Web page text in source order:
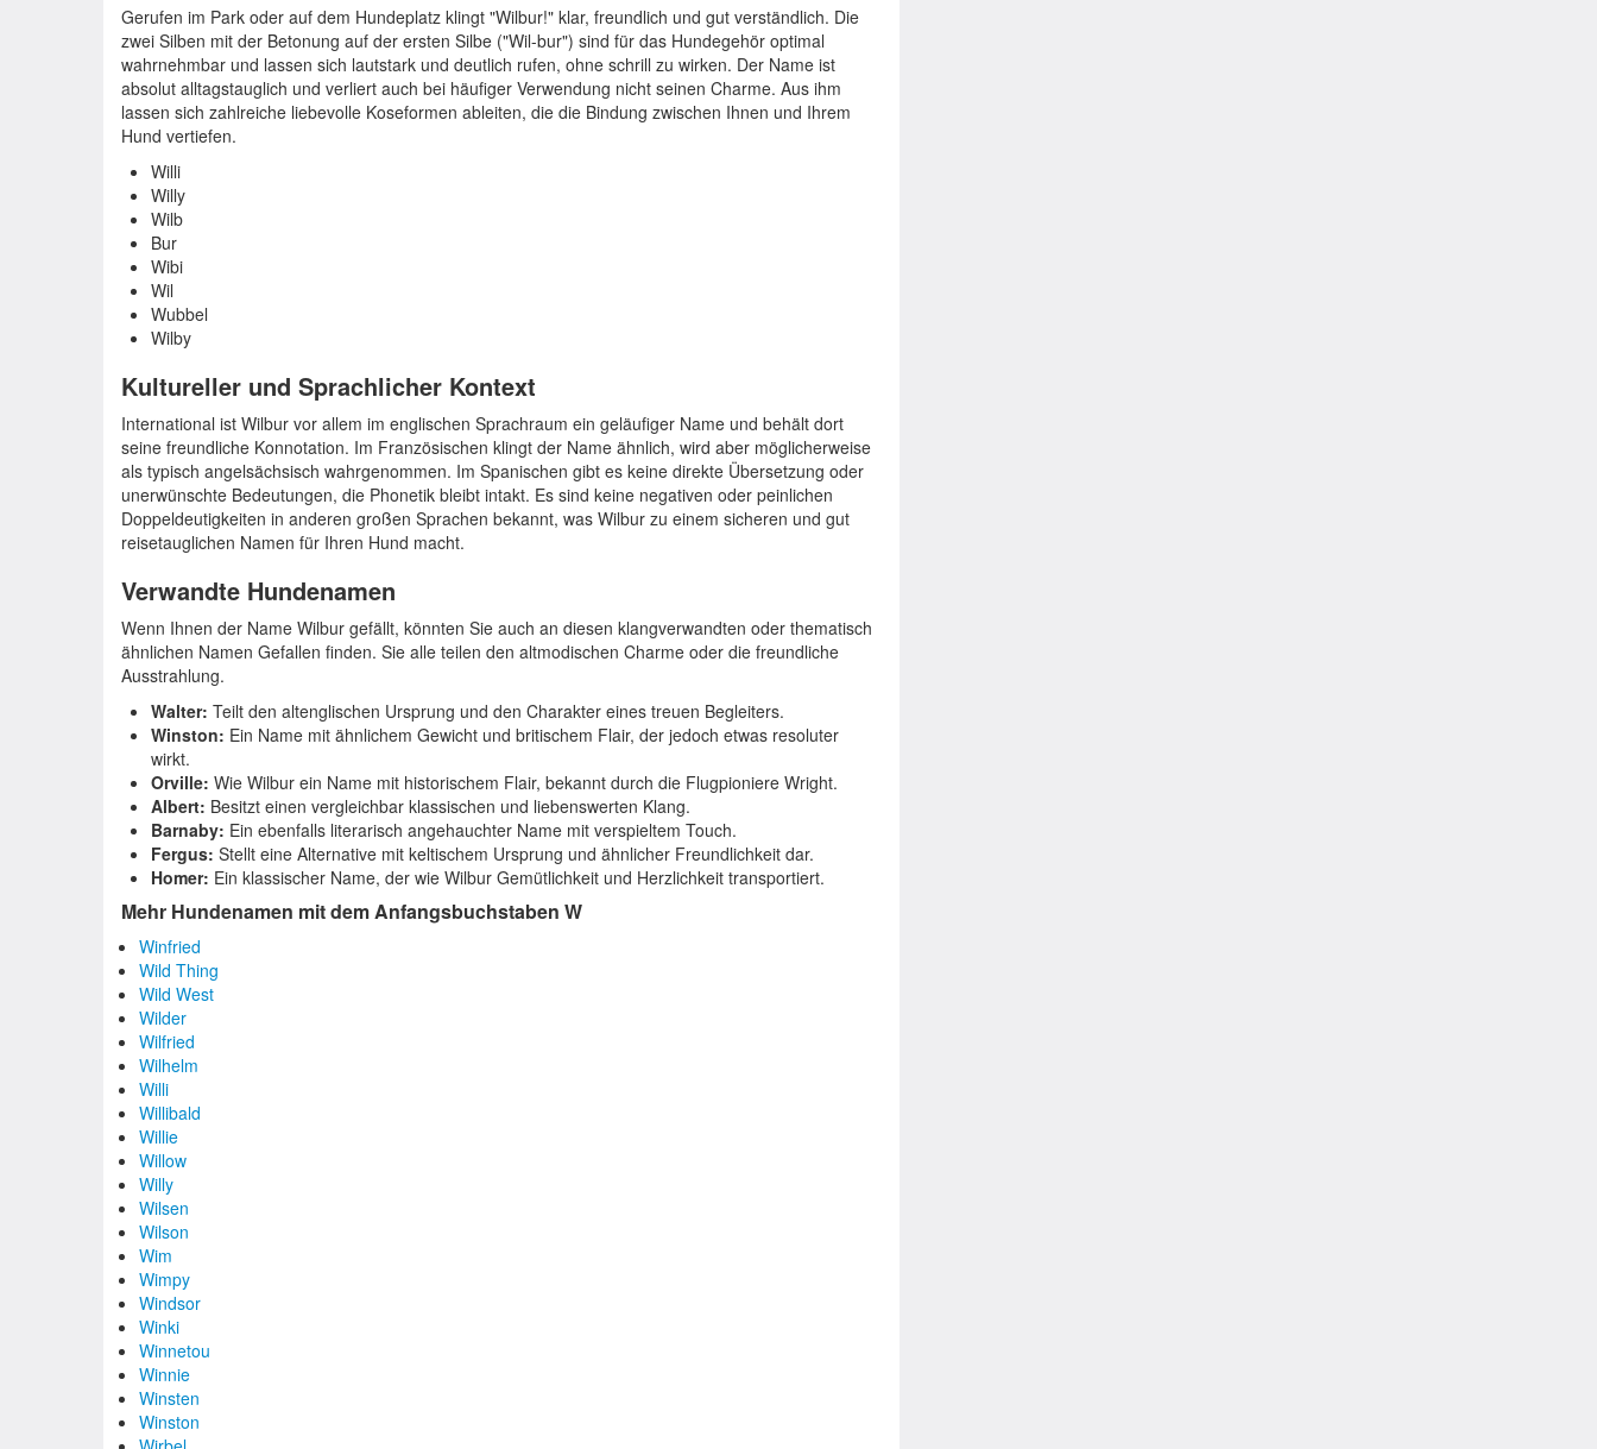
Gerufen im Park oder auf dem Hundeplatz klingt "Wilbur!" klar, freundlich und gut verständlich. Die
zwei Silben mit der Betonung auf der ersten Silbe ("Wil-bur") sind für das Hundegehör optimal
wahrnehmbar und lassen sich lautstark und deutlich rufen, ohne schrill zu wirken. Der Name ist
absolut alltagstauglich und verliert auch bei häufiger Verwendung nicht seinen Charme. Aus ihm
lassen sich zahlreiche liebevolle Koseformen ableiten, die die Bindung zwischen Ihnen und Ihrem
Hund vertiefen.
Willi
Willy
Wilb
Bur
Wibi
Wil
Wubbel
Wilby
Kultureller und Sprachlicher Kontext
International ist Wilbur vor allem im englischen Sprachraum ein geläufiger Name und behält dort
seine freundliche Konnotation. Im Französischen klingt der Name ähnlich, wird aber möglicherweise
als typisch angelsächsisch wahrgenommen. Im Spanischen gibt es keine direkte Übersetzung oder
unerwünschte Bedeutungen, die Phonetik bleibt intakt. Es sind keine negativen oder peinlichen
Doppeldeutigkeiten in anderen großen Sprachen bekannt, was Wilbur zu einem sicheren und gut
reisetauglichen Namen für Ihren Hund macht.
Verwandte Hundenamen
Wenn Ihnen der Name Wilbur gefällt, könnten Sie auch an diesen klangverwandten oder thematisch
ähnlichen Namen Gefallen finden. Sie alle teilen den altmodischen Charme oder die freundliche
Ausstrahlung.
Walter: Teilt den altenglischen Ursprung und den Charakter eines treuen Begleiters.
Winston: Ein Name mit ähnlichem Gewicht und britischem Flair, der jedoch etwas resoluter
wirkt.
Orville: Wie Wilbur ein Name mit historischem Flair, bekannt durch die Flugpioniere Wright.
Albert: Besitzt einen vergleichbar klassischen und liebenswerten Klang.
Barnaby: Ein ebenfalls literarisch angehauchter Name mit verspieltem Touch.
Fergus: Stellt eine Alternative mit keltischem Ursprung und ähnlicher Freundlichkeit dar.
Homer: Ein klassischer Name, der wie Wilbur Gemütlichkeit und Herzlichkeit transportiert.
Mehr Hundenamen mit dem Anfangsbuchstaben W
Winfried
Wild Thing
Wild West
Wilder
Wilfried
Wilhelm
Willi
Willibald
Willie
Willow
Willy
Wilsen
Wilson
Wim
Wimpy
Windsor
Winki
Winnetou
Winnie
Winsten
Winston